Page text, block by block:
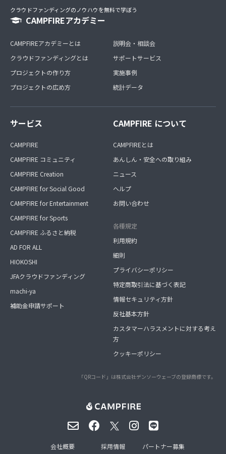
クラウドファンディングのノウハウを無料で学ぼう
CAMPFIREアカデミー
CAMPFIREアカデミーとは
クラウドファンディングとは
プロジェクトの作り方
プロジェクトの広め方
説明会・相談会
サポートサービス
実施事例
統計データ
サービス
CAMPFIRE
CAMPFIRE コミュニティ
CAMPFIRE Creation
CAMPFIRE for Social Good
CAMPFIRE for Entertainment
CAMPFIRE for Sports
CAMPFIRE ふるさと納税
AD FOR ALL
HIOKOSHI
JFAクラウドファンディング
machi-ya
補助金申請サポート
CAMPFIRE について
CAMPFIREとは
あんしん・安全への取り組み
ニュース
ヘルプ
お問い合わせ
各種規定
利用規約
細則
プライバシーポリシー
特定商取引法に基づく表記
情報セキュリティ方針
反社基本方針
カスタマーハラスメントに対する考え
方
クッキーポリシー
「QRコード」は株式会社デンソーウェーブの登録商標です。
会社概要 採用情報 パートナー募集